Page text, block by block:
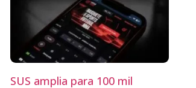
SUS amplia para 100 mil